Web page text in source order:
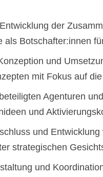
der
als Botschafter:innen
und
mit Fokus auf
Agenturen
und
und
strategischen
und